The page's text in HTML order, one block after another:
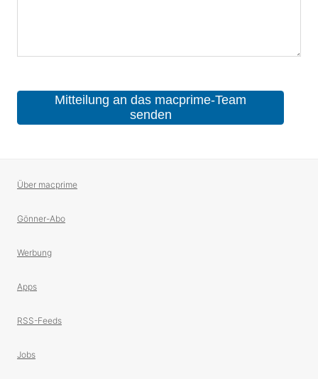
Mitteilung an das macprime-Team
senden
Über macprime
Gönner-Abo
Werbung
Apps
RSS-Feeds
Jobs